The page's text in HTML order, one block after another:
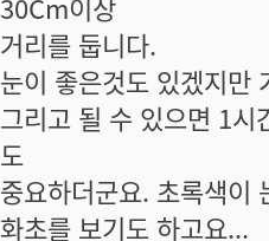
거리를 둡니다.
눈이 좋은것도 있겠지만
그리고 될 수 있으면 1시
도
중요하더군요. 초록색이
화초를 보기도 하고요...